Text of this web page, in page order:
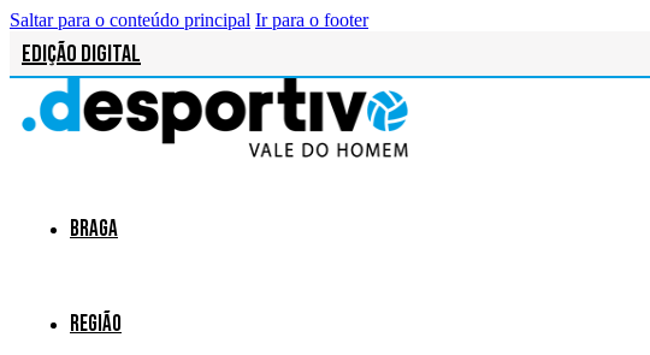
Saltar para o conteúdo principal Ir para o footer
Edição Digital
Braga
Região